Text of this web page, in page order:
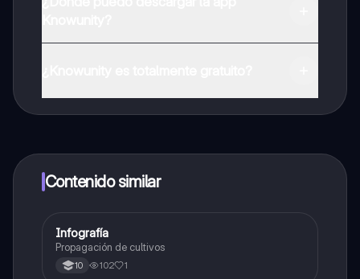
a determinadas funciones.
Contenido similar
Biologia
Infografía
Propagación de cultivos
10 102 1